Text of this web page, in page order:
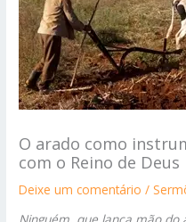
O arado como
com o Reino de Deus
Deixe um comentário /